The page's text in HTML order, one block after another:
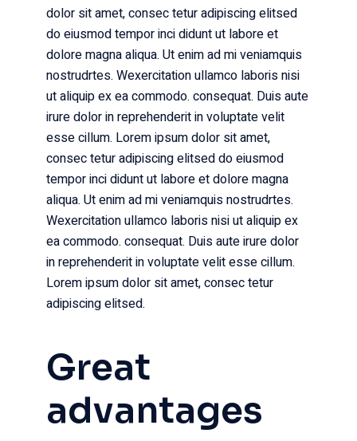
dolor sit amet, consec tetur adipiscing elitsed
do eiusmod tempor inci didunt ut labore et
dolore magna aliqua. Ut enim ad mi veniamquis
nostrudrtes. Wexercitation ullamco laboris nisi
ut aliquip ex ea commodo. consequat. Duis aute
irure dolor in reprehenderit in voluptate velit
esse cillum. Lorem ipsum dolor sit amet,
consec tetur adipiscing elitsed do eiusmod
tempor inci didunt ut labore et dolore magna
aliqua. Ut enim ad mi veniamquis nostrudrtes.
Wexercitation ullamco laboris nisi ut aliquip ex
ea commodo. consequat. Duis aute irure dolor
in reprehenderit in voluptate velit esse cillum.
Lorem ipsum dolor sit amet, consec tetur
adipiscing elitsed.
Great
advantages